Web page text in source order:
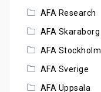
AFA Research
AFA Skaraborg
AFA Stockholm
AFA Sverige
AFA Uppsala